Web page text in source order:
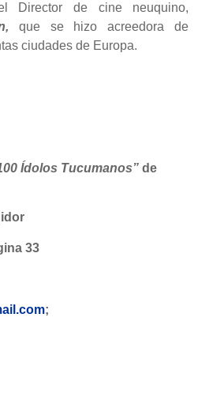
Director de cine neuquino,
que se hizo acreedora de
ciudades de Europa.
Ídolos Tucumanos”de
33
;